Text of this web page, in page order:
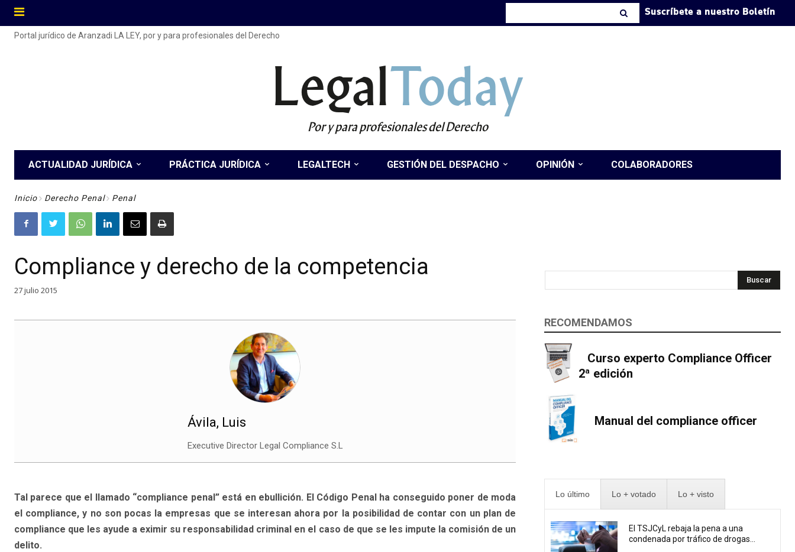
Suscríbete a nuestro Boletín
Portal jurídico de Aranzadi LA LEY, por y para profesionales del Derecho
LegalToday
Por y para profesionales del Derecho
ACTUALIDAD JURÍDICA PRÁCTICA JURÍDICA LEGALTECH GESTIÓN DEL DESPACHO OPINIÓN COLABORADORES
Inicio Derecho Penal Penal
Compliance y derecho de la competencia
27 julio 2015
Ávila, Luis
Executive Director Legal Compliance S.L
Tal parece que el llamado “compliance penal” está en ebullición. El Código Penal ha conseguido poner de moda
el compliance, y no son pocas la empresas que se interesan ahora por la posibilidad de contar con un plan de
compliance que les ayude a eximir su responsabilidad criminal en el caso de que se les impute la comisión de un
delito.
Buscar
RECOMENDAMOS
Curso experto Compliance Officer
2ª edición
Manual del compliance officer
Lo último Lo + votado Lo + visto
El TSJCyL rebaja la pena a una
condenada por tráfico de drogas...